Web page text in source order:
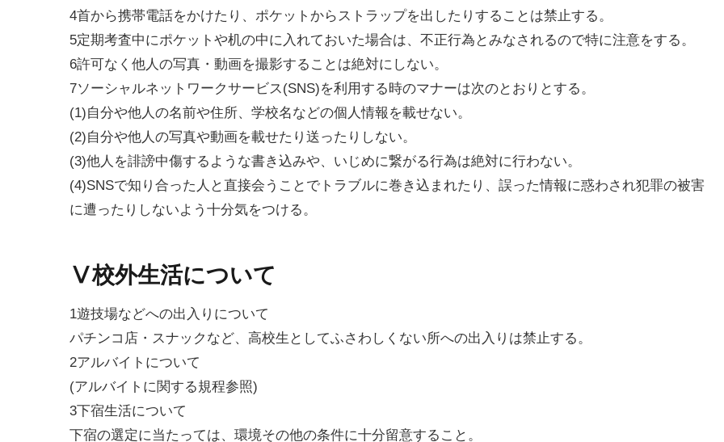
4首から携帯電話をかけたり、ポケットからストラップを出したりすることは禁止する。
5定期考査中にポケットや机の中に入れておいた場合は、不正行為とみなされるので特に注意をする。
6許可なく他人の写真・動画を撮影することは絶対にしない。
7ソーシャルネットワークサービス(SNS)を利用する時のマナーは次のとおりとする。
(1)自分や他人の名前や住所、学校名などの個人情報を載せない。
(2)自分や他人の写真や動画を載せたり送ったりしない。
(3)他人を誹謗中傷するような書き込みや、いじめに繋がる行為は絶対に行わない。
(4)SNSで知り合った人と直接会うことでトラブルに巻き込まれたり、誤った情報に惑わされ犯罪の被害
に遭ったりしないよう十分気をつける。
Ⅴ校外生活について
1遊技場などへの出入りについて
パチンコ店・スナックなど、高校生としてふさわしくない所への出入りは禁止する。
2アルバイトについて
(アルバイトに関する規程参照)
3下宿生活について
下宿の選定に当たっては、環境その他の条件に十分留意すること。